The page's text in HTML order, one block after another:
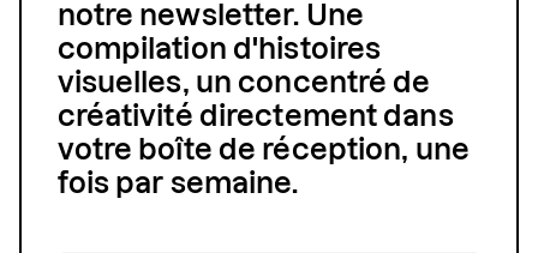
notre newsletter. Une
compilation d'histoires
visuelles, un concentré de
créativité directement dans
votre boîte de réception, une
fois par semaine.